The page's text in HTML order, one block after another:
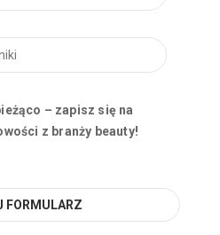
– zapisz się na
z branży beauty!